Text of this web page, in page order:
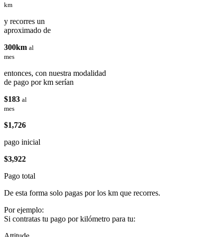
km
y recorres un
aproximado de
300km al
mes
entonces, con nuestra modalidad
de pago por km serían
$183 al
mes
$1,726
pago inicial
$3,922
Pago total
De esta forma solo pagas por los km que recorres.
Por ejemplo:
Si contratas tu pago por kilómetro para tu: